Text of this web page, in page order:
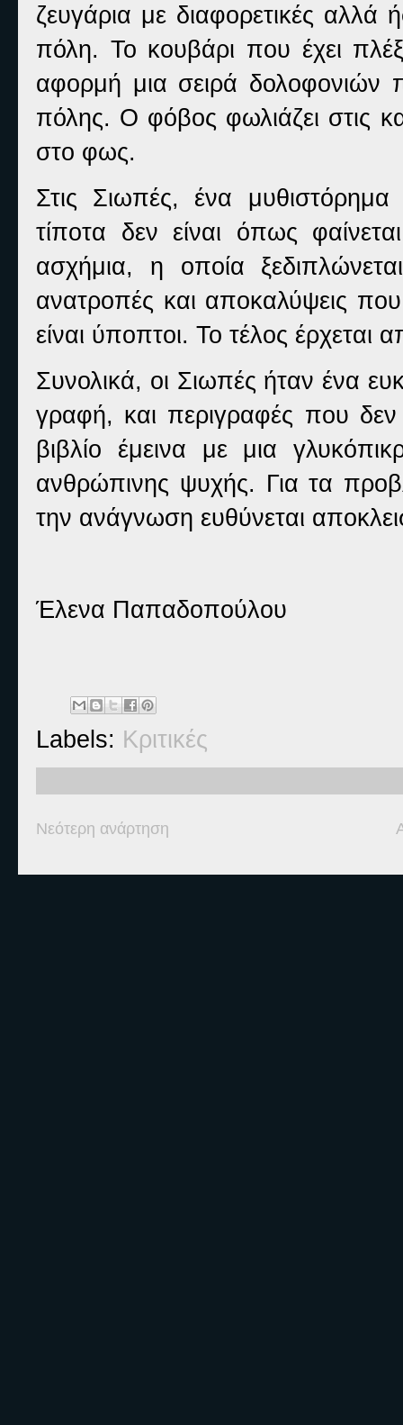
ζευγάρια με διαφορετικές αλλά
πόλη. Το κουβάρι που έχει
αφορμή μια σειρά δολοφονιών
πόλης. Ο φόβος φωλιάζει στις
στο φως.
Στις Σιωπές, ένα
τίποτα δεν είναι όπως
ασχήμια, η οποία
ανατροπές και αποκαλύψεις
είναι ύποπτοι. Το τέλος
Συνολικά, οι Σιωπές ήταν ένα
γραφή, και περιγραφές που
βιβλίο έμεινα με μια
ανθρώπινης ψυχής. Για τα
την ανάγνωση ευθύνεται
Έλενα Παπαδοπούλου
Labels: Κριτικές
Νεότερη ανάρτηση